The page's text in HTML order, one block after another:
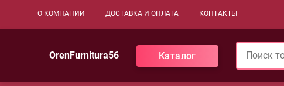
Основная навигация
О КОМПАНИИ ДОСТАВКА И ОПЛАТА КОНТАКТЫ
OrenFurnitura56 Каталог